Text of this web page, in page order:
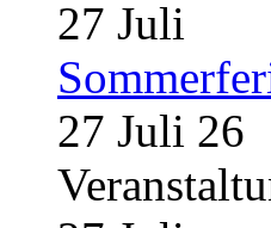
27 Juli
27 Juli 26